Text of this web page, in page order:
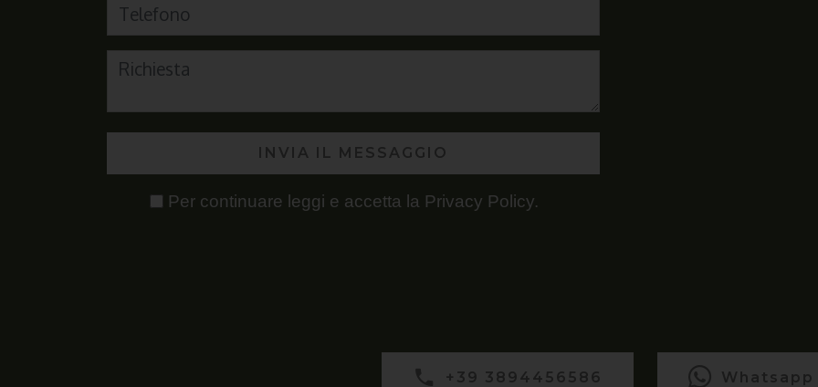
INVIA IL MESSAGGIO
Per continuare leggi e accetta la Privacy Policy.
+39 3894456586 Whatsapp